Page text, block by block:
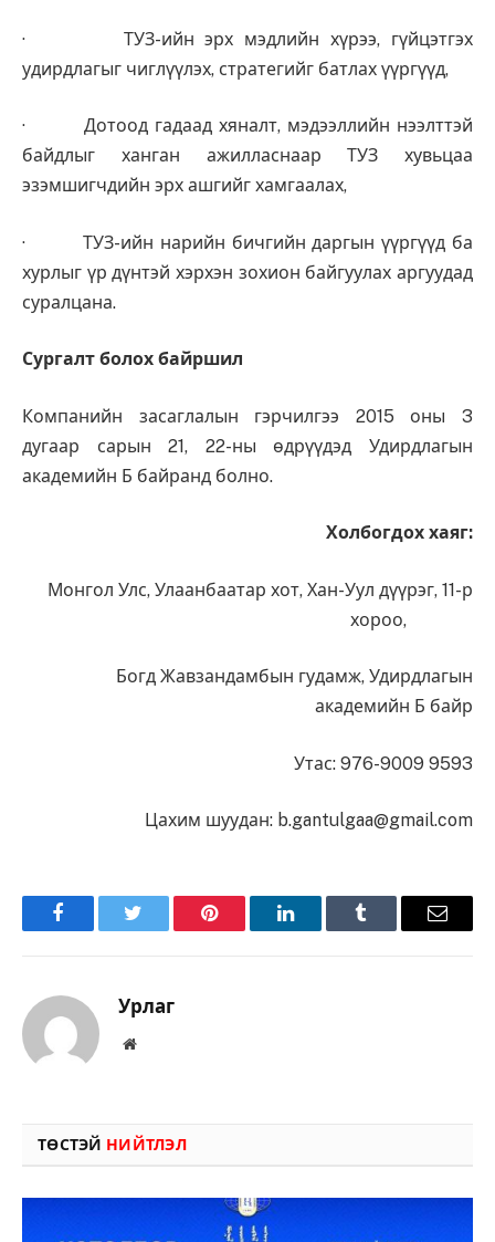
· ТУЗ-ийн эрх мэдлийн хүрээ, гүйцэтгэх
удирдлагыг чиглүүлэх, стратегийг батлах үүргүүд,
· Дотоод гадаад хяналт, мэдээллийн нээлттэй
байдлыг ханган ажилласнаар ТУЗ хувьцаа
эзэмшигчдийн эрх ашгийг хамгаалах,
· ТУЗ-ийн нарийн бичгийн даргын үүргүүд ба
хурлыг үр дүнтэй хэрхэн зохион байгуулах аргуудад
суралцана.
Сургалт болох байршил
Компанийн засаглалын гэрчилгээ 2015 оны 3
дугаар сарын 21, 22-ны өдрүүдэд Удирдлагын
академийн Б байранд болно.
Холбогдох хаяг:
Монгол Улс, Улаанбаатар хот, Хан-Уул дүүрэг, 11-р
хороо,
Богд Жавзандамбын гудамж, Удирдлагын
академийн Б байр
Утас: 976-9009 9593
Цахим шуудан: b.gantulgaa@gmail.com
FacebookTwitter Pinterest LinkedInTumblr Имэйл
Урлаг
Вэбсайт
ТӨСТЭЙ НИЙТЛЭЛ